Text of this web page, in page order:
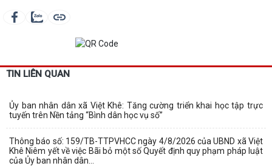
TIN LIÊN QUAN
Ủy ban nhân dân xã Việt Khê: Tăng cường triển khai học tập trực
tuyến trên Nền tảng “Bình dân học vụ số”
Thông báo số: 159/TB-TTPVHCC ngày 4/8/2026 của UBND xã Việt
Khê Niêm yết về việc Bãi bỏ một số Quyết định quy phạm pháp luật
của Ủy ban nhân dân...